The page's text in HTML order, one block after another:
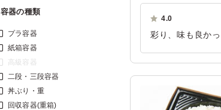
4.0
彩り、味も良か
容器の種類
プラ容器
紙箱容器
高級容器
二段・三段容器
丼ぶり・重
回収容器(重箱)